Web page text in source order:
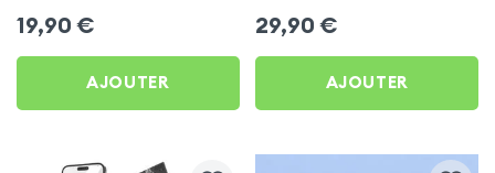
frigo pour Sony Xperia 1 2
19,90 €
AJOUTER
Porte-gobelet pour Sony
Xperia 1 2
29,90 €
AJOUTER